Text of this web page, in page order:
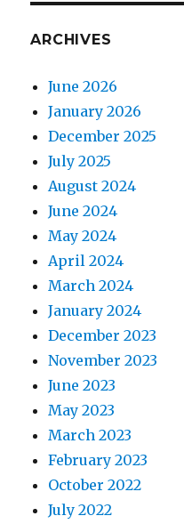
ARCHIVES
June 2026
January 2026
December 2025
July 2025
August 2024
June 2024
May 2024
April 2024
March 2024
January 2024
December 2023
November 2023
June 2023
May 2023
March 2023
February 2023
October 2022
July 2022